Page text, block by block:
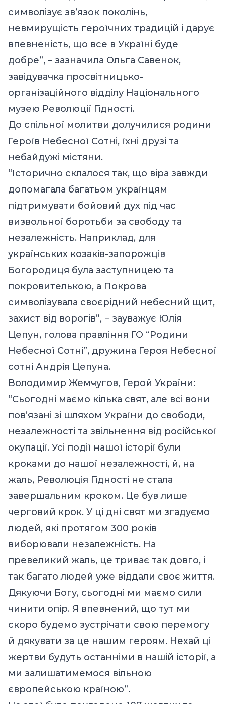
символізує зв’язок поколінь,
невмирущість героїчних традицій і дарує
впевненість, що все в Україні буде
добре”, – зазначила Ольга Савенок,
завідувачка просвітницько-
організаційного відділу Національного
музею Революції Гідності.
До спільної молитви долучилися родини
Героїв Небесної Сотні, їхні друзі та
небайдужі містяни.
“Історично склалося так, що віра завжди
допомагала багатьом українцям
підтримувати бойовий дух під час
визвольної боротьби за свободу та
незалежність. Наприклад, для
українських козаків-запорожців
Богородиця була заступницею та
покровителькою, а Покрова
символізувала своєрідний небесний щит,
захист від ворогів”, − зауважує Юлія
Цепун, голова правління ГО “Родини
Небесної Сотні”, дружина Героя Небесної
сотні Андрія Цепуна.
Володимир Жемчугов, Герой України:
“Сьогодні маємо кілька свят, але всі вони
пов’язані зі шляхом України до свободи,
незалежності та звільнення від російської
окупації. Усі події нашої історії були
кроками до нашої незалежності, й, на
жаль, Революція Гідності не стала
завершальним кроком. Це був лише
черговий крок. У ці дні свят ми згадуємо
людей, які протягом 300 років
виборювали незалежність. На
превеликий жаль, це триває так довго, і
так багато людей уже віддали своє життя.
Дякуючи Богу, сьогодні ми маємо сили
чинити опір. Я впевнений, що тут ми
скоро будемо зустрічати свою перемогу
й дякувати за це нашим героям. Нехай ці
жертви будуть останніми в нашій історії, а
ми залишатимемося вільною
європейською країною”.